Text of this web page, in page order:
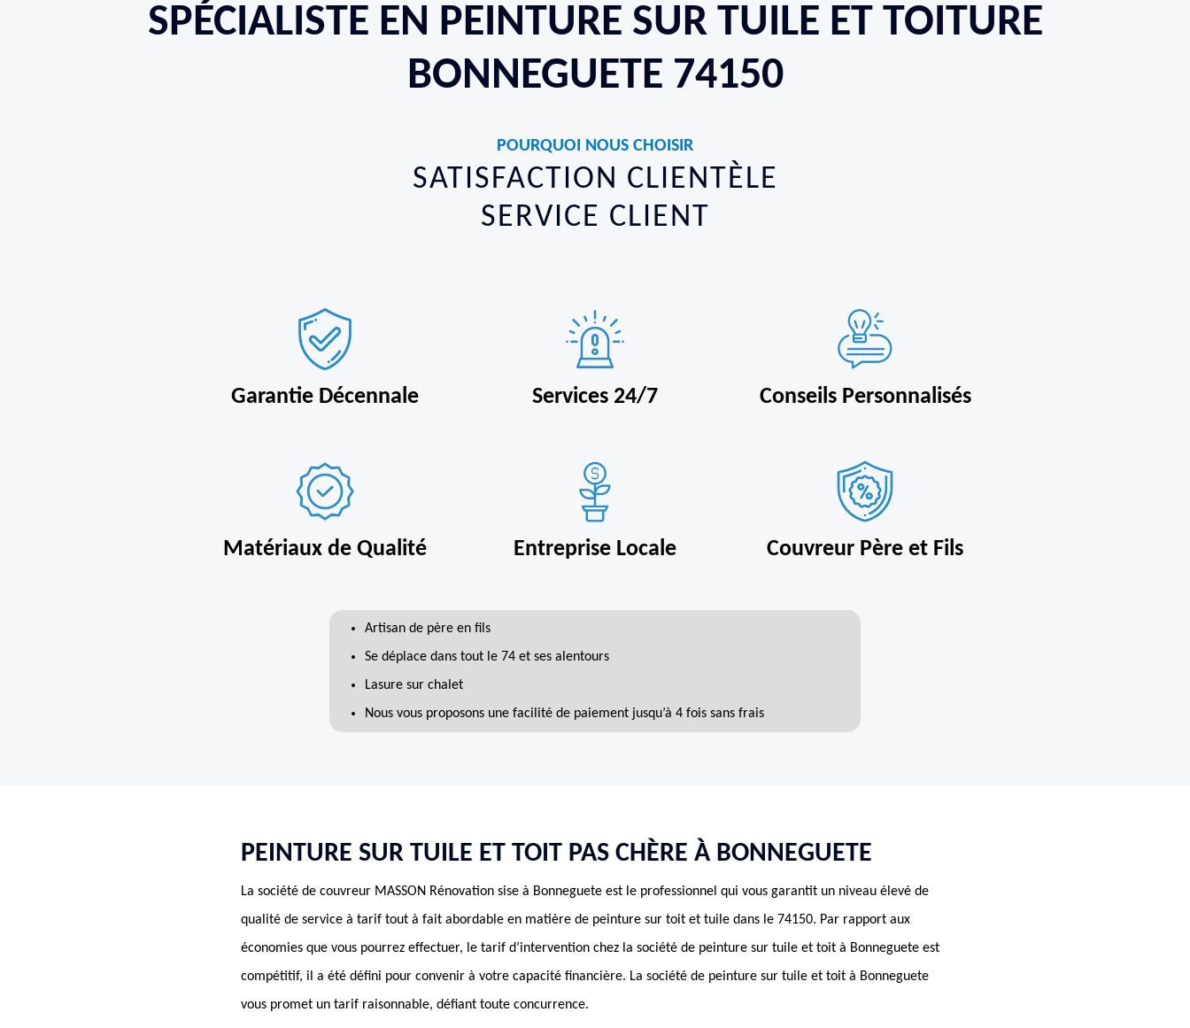
SPÉCIALISTE EN PEINTURE SUR TUILE ET TOITURE
BONNEGUETE 74150
POURQUOI NOUS CHOISIR
SATISFACTION CLIENTÈLE
SERVICE CLIENT
Garantie Décennale Services 24/7 Conseils Personnalisés
Matériaux de Qualité Entreprise Locale Couvreur Père et Fils
Artisan de père en fils
Se déplace dans tout le 74 et ses alentours
Lasure sur chalet
Nous vous proposons une facilité de paiement jusqu’à 4 fois sans frais
PEINTURE SUR TUILE ET TOIT PAS CHÈRE À BONNEGUETE
La société de couvreur MASSON Rénovation sise à Bonneguete est le professionnel qui vous garantit un niveau élevé de
qualité de service à tarif tout à fait abordable en matière de peinture sur toit et tuile dans le 74150. Par rapport aux
économies que vous pourrez effectuer, le tarif d’intervention chez la société de peinture sur tuile et toit à Bonneguete est
compétitif, il a été défini pour convenir à votre capacité financière. La société de peinture sur tuile et toit à Bonneguete
vous promet un tarif raisonnable, défiant toute concurrence.